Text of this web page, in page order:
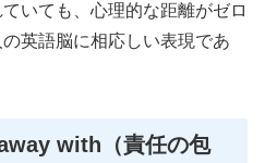
いても、心理的な距離がゼロ
英語脳に相応しい表現であ
with（責任の包